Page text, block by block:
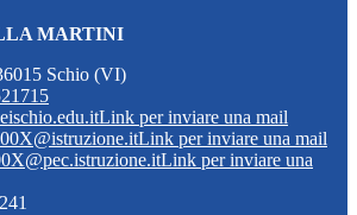
MARTINI
Schio (VI)
Link per inviare una mail
Link per inviare una mail
Link per inviare una